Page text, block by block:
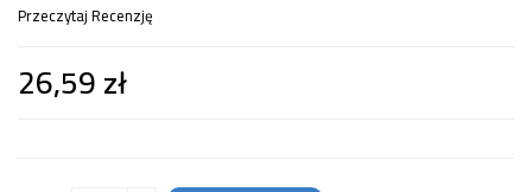
DO
WODNEGO
I
Przeczytaj Recenzję
26,59 zł